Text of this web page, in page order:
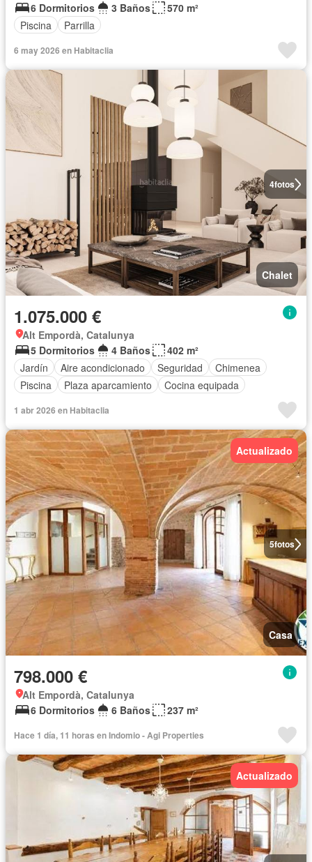
6 Dormitorios
3 Baños
570 m²
Piscina
Parrilla
6 may 2026 en Habitaclia
4fotos
Chalet
1.075.000 €
Alt Empordà, Catalunya
5 Dormitorios
4 Baños
402 m²
Jardín
Aire acondicionado Seguridad
Chimenea
Piscina
Plaza aparcamiento Cocina equipada
1 abr 2026 en Habitaclia
5fotos
Actualizado
Casa
798.000 €
Alt Empordà, Catalunya
6 Dormitorios
6 Baños 237 m²
Hace 1 día, 11 horas en Indomio - Agi Properties
Actualizado